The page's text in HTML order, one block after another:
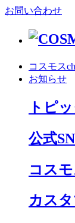
お問い合わせ
コスモス
お知らせ
トピ
公式
コス
カス